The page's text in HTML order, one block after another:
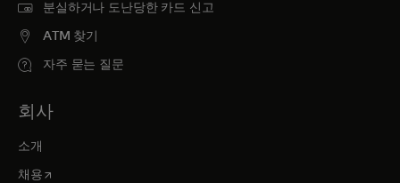
분실하거나 도난당한 카드 신고
ATM 찾기
자주 묻는 질문
회사
소개
채용새 탭에서 열림